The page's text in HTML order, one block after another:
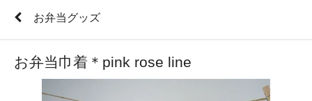
お弁当グッズ
お弁当巾着＊pink rose line